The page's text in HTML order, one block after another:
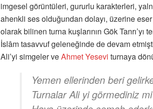
imgesel görüntüleri, gururlu karakterleri,
ahenkli ses olduğundan dolayı, üzerine
olarak bilinen turna kuşlarının Gök Tanrı’yı
İslâm tasavvuf geleneğinde de devam
Ali’yi simgeler veAhmet Yesevi turnaya
Yemen ellerinden beri
Turnalar Ali yi görmediniz